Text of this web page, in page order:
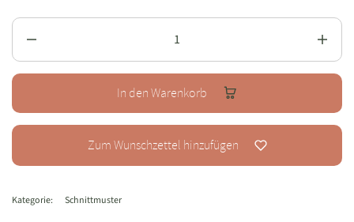
In den Warenkorb
Zum Wunschzettel hinzufügen
Kategorie: Schnittmuster